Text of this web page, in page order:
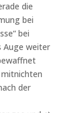
die
bei
bei
Auge weiter
der